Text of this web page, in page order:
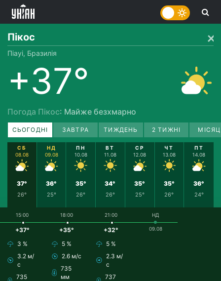
Пікос
Піауі, Бразилія
+37°
Погода Пікос: Майже безхмарно
СЬОГОДНІ ЗАВТРА ТИЖДЕНЬ 2 ТИЖНІ
СБ
08.08
37°
26°
НД
09.08
36°
25°
ПН
10.08
35°
26°
ВТ
11.08
34°
26°
СР
12.08
35°
25°
ЧТ
13.08
35°
26°
ПТ
14.08
36°
24°
15:00
+37°
3 %
3.2 м/
с
735
18:00
+35°
5 %
2.6 м/с
735
мм
21:00
+32°
5 %
2.3 м/
с
737
НД
09.08